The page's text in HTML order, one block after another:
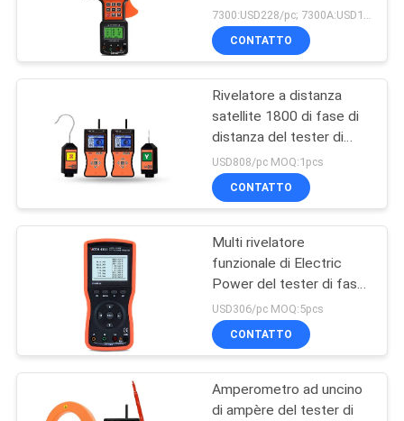
PRIVACY
Tipo multimetro del
banco di Digital
11
Calibratore trattato
multifunzionale
grande calibro
7300:USD228/pc; 7300A:USD141/pc MOQ:10pcs
CONTATTO
Rivelatore a distanza
satellite 1800 di fase di
distanza del tester di
Electric Power del
VINCITORE
USD808/pc MOQ:1pcs
CONTATTO
Multi rivelatore
funzionale di Electric
Power del tester di fase
di DC9V Digital
USD306/pc MOQ:5pcs
CONTATTO
Amperometro ad uncino
di ampère del tester di